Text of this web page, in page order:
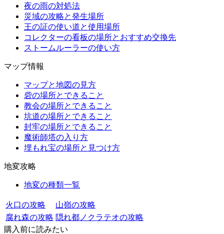
夜の雨の対処法
災域の攻略と発生場所
王の証の使い道と使用場所
コレクターの看板の場所とおすすめ交換先
ストームルーラーの使い方
マップ情報
マップと地図の見方
砦の場所とできること
教会の場所とできること
坑道の場所とできること
封牢の場所とできること
魔術師塔の入り方
埋もれ宝の場所と見つけ方
地変攻略
地変の種類一覧
火口の攻略
山嶺の攻略
腐れ森の攻略 隠れ都ノクラテオの攻略
購入前に読みたい